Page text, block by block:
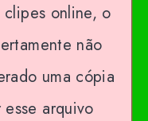
online, o
não
uma cópia
arquivo